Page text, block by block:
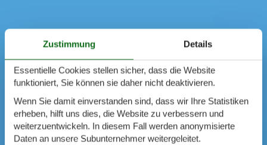
Zustimmung Details
Essentielle Cookies stellen sicher, dass die Website
funktioniert, Sie können sie daher nicht deaktivieren.
Wenn Sie damit einverstanden sind, dass wir Ihre Statistiken
erheben, hilft uns dies, die Website zu verbessern und
weiterzuentwickeln. In diesem Fall werden anonymisierte
Daten an unsere Subunternehmer weitergeleitet.